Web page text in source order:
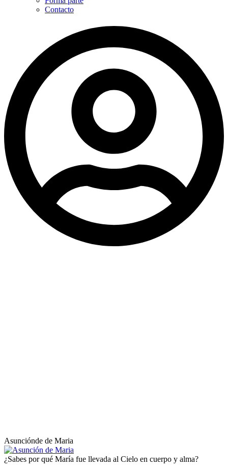
Contacto
Asunciónde de Maria
¿Sabes por qué María fue llevada al Cielo en cuerpo y alma?